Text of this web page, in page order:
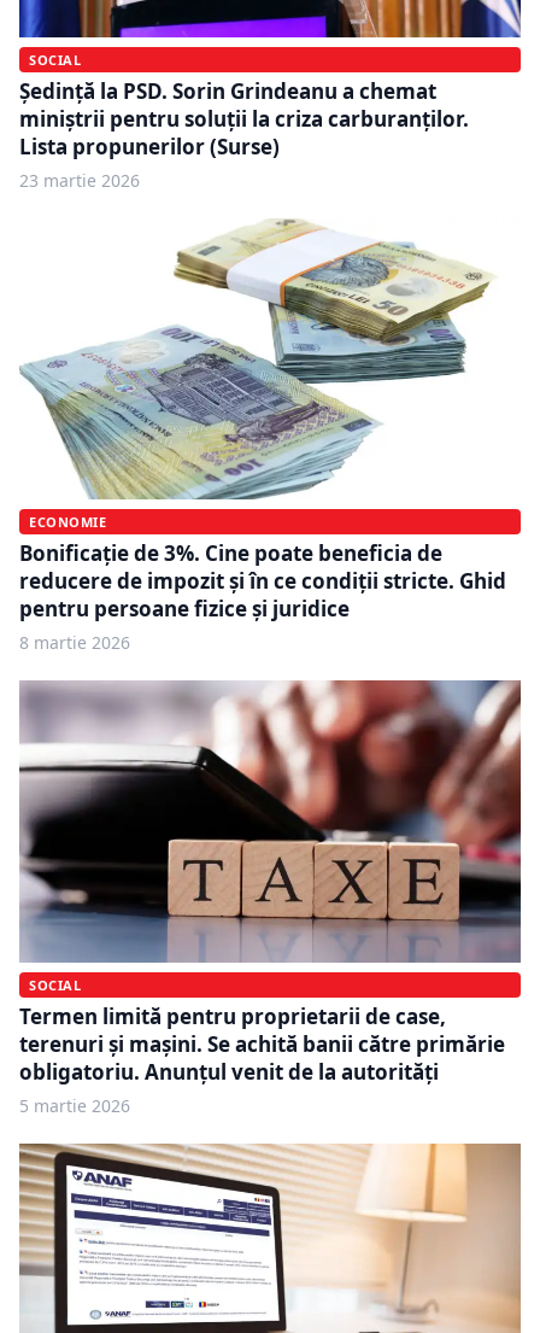
SOCIAL
Ședință la PSD. Sorin Grindeanu a chemat
miniștrii pentru soluții la criza carburanților.
Lista propunerilor (Surse)
23 martie 2026
ECONOMIE
Bonificație de 3%. Cine poate beneficia de
reducere de impozit și în ce condiții stricte. Ghid
pentru persoane fizice și juridice
8 martie 2026
SOCIAL
Termen limită pentru proprietarii de case,
terenuri și mașini. Se achită banii către primărie
obligatoriu. Anunțul venit de la autorități
5 martie 2026